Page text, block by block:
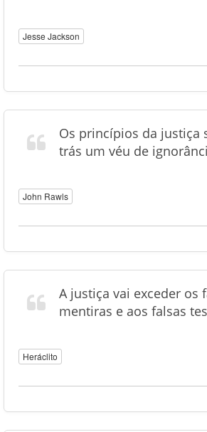
Jesse Jackson
Os princípios da justiça
trás um véu de
John Rawls
A justiça vai exceder os
mentiras e aos falsas
Heráclito